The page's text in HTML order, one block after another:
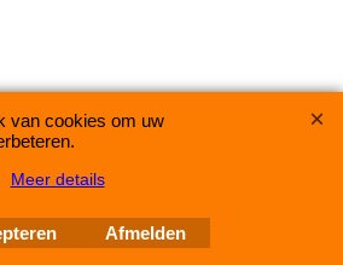
van cookies om uw
Meer details
Afmelden